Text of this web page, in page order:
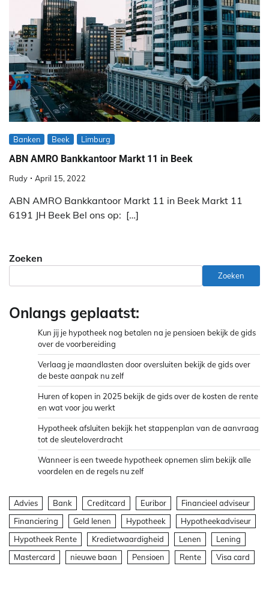
Banken Beek Limburg
ABN AMRO Bankkantoor Markt 11 in Beek
Rudy April 15, 2022
ABN AMRO Bankkantoor Markt 11 in Beek Markt 11
6191 JH Beek Bel ons op: […]
Zoeken
Zoeken
Onlangs geplaatst:
Kun jij je hypotheek nog betalen na je pensioen bekijk de gids
over de voorbereiding
Verlaag je maandlasten door oversluiten bekijk de gids over
de beste aanpak nu zelf
Huren of kopen in 2025 bekijk de gids over de kosten de rente
en wat voor jou werkt
Hypotheek afsluiten bekijk het stappenplan van de aanvraag
tot de sleuteloverdracht
Wanneer is een tweede hypotheek opnemen slim bekijk alle
voordelen en de regels nu zelf
Advies Bank Creditcard Euribor
Financieel adviseur
Financiering
Geld lenen Hypotheek
Hypotheekadviseur
Hypotheek Rente
Kredietwaardigheid Lenen
Lening
Mastercard
nieuwe baan Pensioen Rente Visa card